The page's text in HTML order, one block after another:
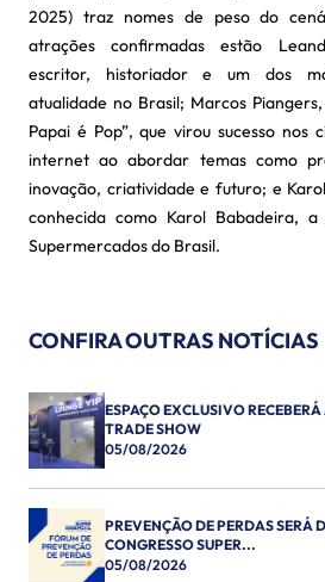
2025) traz nomes de peso do
atrações confirmadas estão
escritor, historiador e um dos
atualidade no Brasil; Marcos
Papai é Pop”, que virou sucesso nos
internet ao abordar temas como
inovação, criatividade e futuro; e
conhecida como Karol Babadeira,
Supermercados do Brasil.
CONFIRA OUTRAS NOTÍCIAS
ESPAÇO EXCLUSIVO
TRADE SHOW
05/08/2026
PREVENÇÃO DE PERDAS SERÁ
CONGRESSO SUPER...
05/08/2026